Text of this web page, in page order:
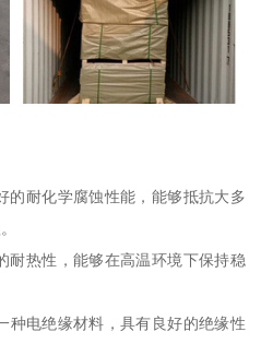
的耐化学腐蚀性能，能够抵抗大多
耐热性，能够在高温环境下保持稳
种电绝缘材料，具有良好的绝缘性